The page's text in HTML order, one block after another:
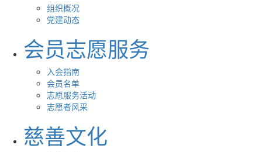
组织概况
党建动态
会员志愿服务
入会指南
会员名单
志愿服务活动
志愿者风采
慈善文化